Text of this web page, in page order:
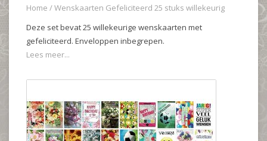
Home /Wenskaarten Gefeliciteerd 25 stuks willekeurig
Deze set bevat 25 willekeurige wenskaarten met
gefeliciteerd. Enveloppen inbegrepen.
Lees meer...